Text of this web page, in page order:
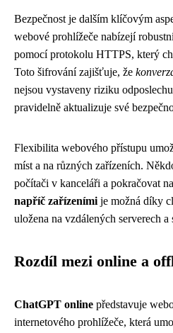
Bezpečnost je dalším klíčovým
webové prohlížeče nabízejí
pomocí protokolu HTTPS, který
Toto šifrování zajišťuje, že
nejsou vystaveny riziku
pravidelně aktualizuje své
Flexibilita webového přístupu
míst a na různých zařízeních.
počítači v kanceláři a pokračovat
napříč zařízeními je možná díky
uložena na vzdálených serverech
Rozdíl mezi online a
ChatGPT online představuje
internetového prohlížeče, která